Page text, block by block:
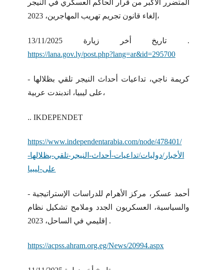
المتضرر الأكبر من قرار الحاكم العسكري في النيجر
إلغاء قانون تجريم تهريب المهاجرين، 2023،
تاريخ أخر زيارة 13/11/2025 .
https://lana.gov.ly/post.php?lang=ar&id=295700
- كريمة ناجي، تداعيات أحداث النيجر تلقي بظلالها
على ليبيا، اندبندت عربية،
.. IKDEPENDET
https://www.independentarabia.com/node/478401/
الأخبار/دوليات/تداعيات-أحداث-النيجر-تلقي-بظلالها-
على-ليبيا
- أحمد عسكر، مركز الأهرام للدراسات الإستراتيجية
والسياسية، العسكريون الجدد وملامح تشكيل نظام
إقليمي في الساحل، 2023 .
https://acpss.ahram.org.eg/News/20994.aspx